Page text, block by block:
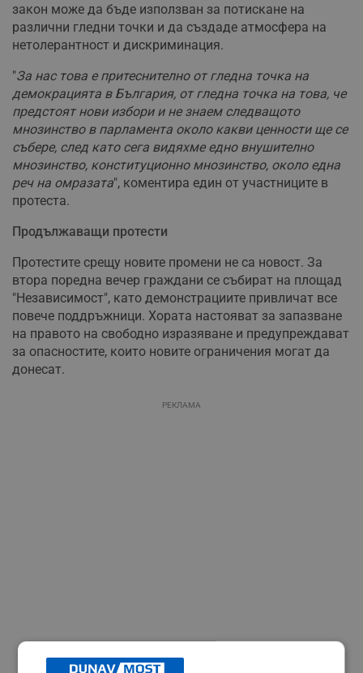
закон може да бъде използван за потискане на
различни гледни точки и да създаде атмосфера на
нетолерантност и дискриминация.
"За нас това е притеснително от гледна точка на
демокрацията в България, от гледна точка на това, че
предстоят нови избори и не знаем следващото
мнозинство в парламента около какви ценности ще се
събере, след като сега видяхме едно внушително
мнозинство, конституционно мнозинство, около една
реч на омразата", коментира един от участниците в
протеста.
Продължаващи протести
Протестите срещу новите промени не са новост. За
втора поредна вечер граждани се събират на площад
"Независимост", като демонстрациите привличат все
повече поддръжници. Хората настояват за запазване
на правото на свободно изразяване и предупреждават
за опасностите, които новите ограничения могат да
донесат.
РЕКЛАМА